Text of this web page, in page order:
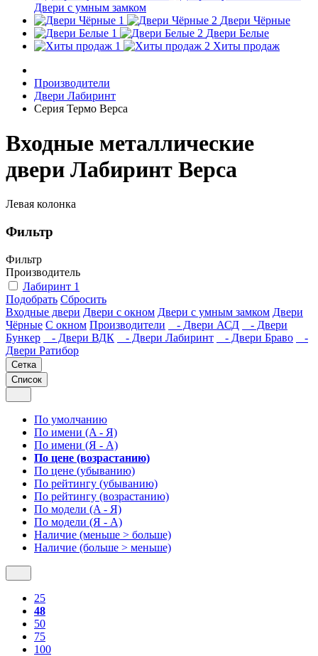
Двери с умным замком
Двери Чёрные
Двери Белые
Хиты продаж
Производители
Двери Лабиринт
Серия Термо Верса
Входные металлические
двери Лабиринт Верса
Левая колонка
Фильтр
Фильтр
Производитель
Лабиринт 1
Подобрать Сбросить
Входные двери Двери с окном Двери с умным замком Двери
Чёрные C окном Производители - Двери АСД
- Двери
Бункер
- Двери ВДК - Двери Лабиринт - Двери Браво
-
Двери Ратибор
Сетка
Список
По умолчанию
По имени (A - Я)
По имени (Я - A)
По цене (возрастанию)
По цене (убыванию)
По рейтингу (убыванию)
По рейтингу (возрастанию)
По модели (A - Я)
По модели (Я - A)
Наличие (меньше > больше)
Наличие (больше > меньше)
25
48
50
75
100